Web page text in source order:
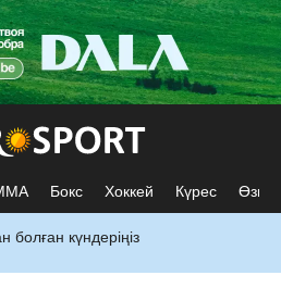
Бокс Хоккей Күрес Өзге
болған күндеріңіз